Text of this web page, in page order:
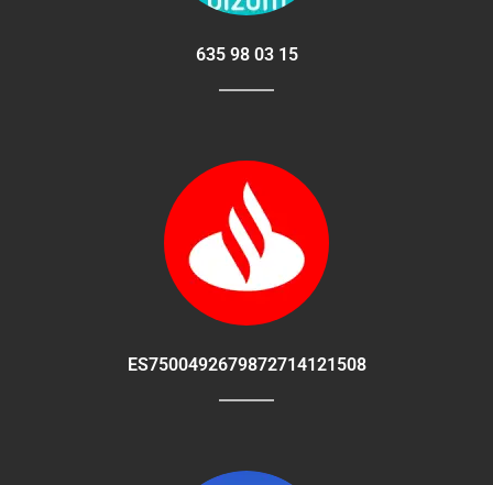
635 98 03 15
ES7500492679872714121508